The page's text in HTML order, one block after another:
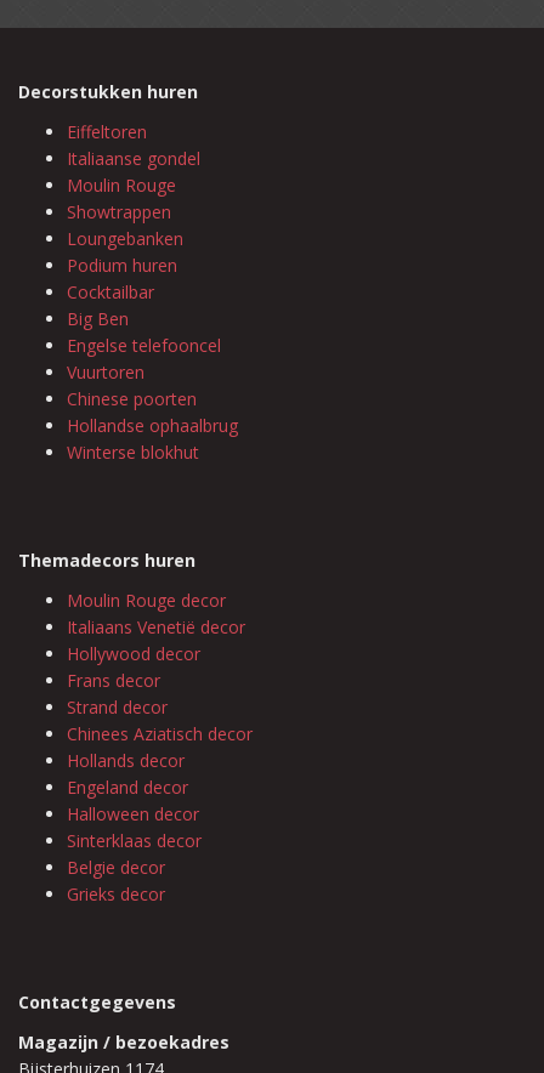
Decorstukken huren
Eiffeltoren
Italiaanse gondel
Moulin Rouge
Showtrappen
Loungebanken
Podium huren
Cocktailbar
Big Ben
Engelse telefooncel
Vuurtoren
Chinese poorten
Hollandse ophaalbrug
Winterse blokhut
Themadecors huren
Moulin Rouge decor
Italiaans Venetië decor
Hollywood decor
Frans decor
Strand decor
Chinees Aziatisch decor
Hollands decor
Engeland decor
Halloween decor
Sinterklaas decor
Belgie decor
Grieks decor
Contactgegevens
Magazijn / bezoekadres
Bijsterhuizen 1174